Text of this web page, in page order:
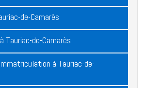
de-Camarès
Tauriac-de-Camarès
à Tauriac-de-